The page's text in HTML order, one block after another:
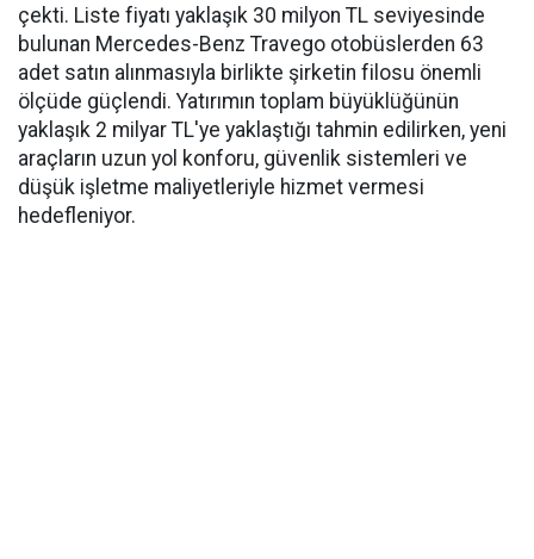
çekti. Liste fiyatı yaklaşık 30 milyon TL seviyesinde
bulunan Mercedes-Benz Travego otobüslerden 63
adet satın alınmasıyla birlikte şirketin filosu önemli
ölçüde güçlendi. Yatırımın toplam büyüklüğünün
yaklaşık 2 milyar TL'ye yaklaştığı tahmin edilirken, yeni
araçların uzun yol konforu, güvenlik sistemleri ve
düşük işletme maliyetleriyle hizmet vermesi
hedefleniyor.